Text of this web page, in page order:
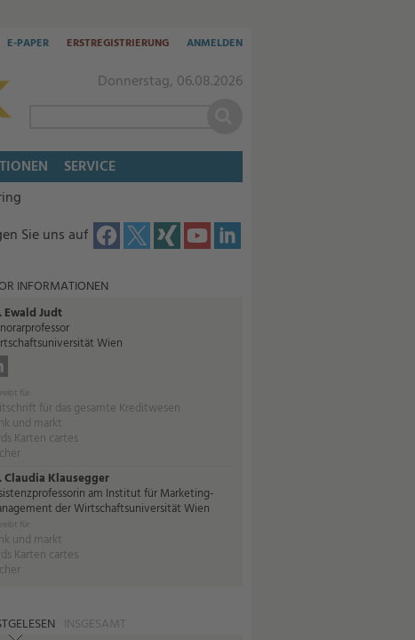
Donnerstag, 06.08.2026
E-PAPER ERSTREGISTRIERUNG ANMELDEN
Sie uns auf
INFORMATIONEN
Ewald Judt
Wien
für:
für das gesamte Kreditwesen
und markt
Karten cartes
Claudia Klausegger
am Institut für Marketing-
der Wirtschaftsuniversität Wien
für:
und markt
Karten cartes
INSGESAMT
SERVICE